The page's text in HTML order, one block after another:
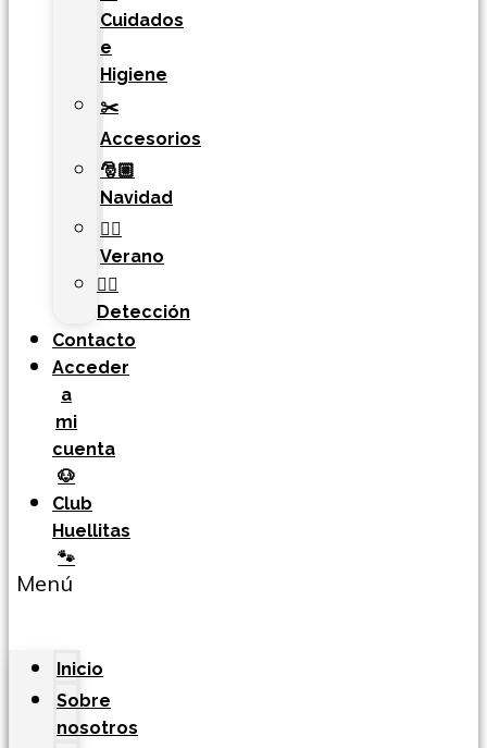
Cuidados
e
Higiene
✂️
Accesorios
🎅🏼
Navidad
🏄‍♀️
Verano
🐕‍🦺
Detección
Contacto
Acceder
a
mi
cuenta
🐶
Club
Huellitas
🐾
Menú
Inicio
Sobre
nosotros